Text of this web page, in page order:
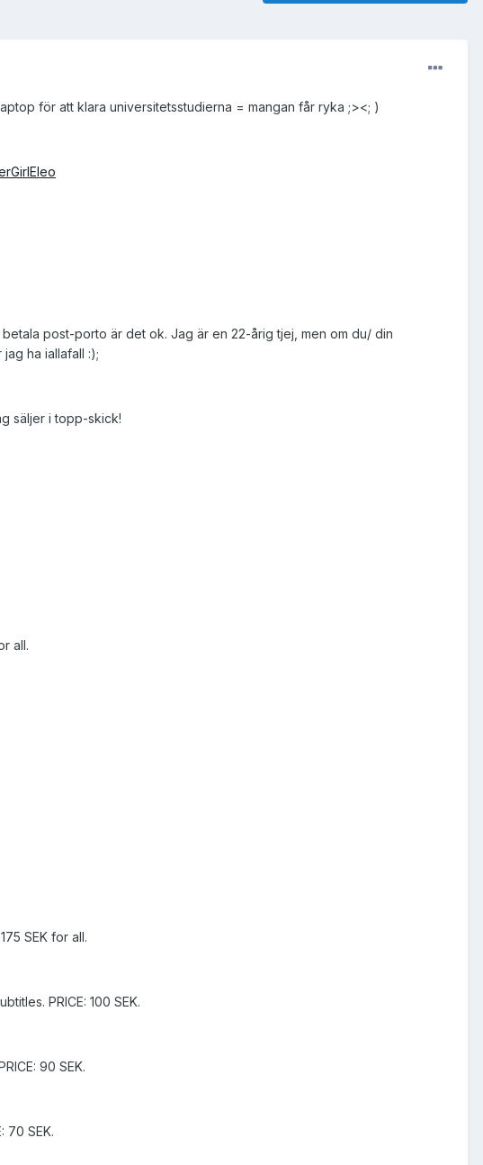
för att klara universitetsstudierna = mangan får ryka ;><; )
post-porto är det ok. Jag är en 22-årig tjej, men om du/ din
ha iallafall :);
säljer i topp-skick!
all.
SEK for all.
PRICE: 100 SEK.
90 SEK.
70 SEK.